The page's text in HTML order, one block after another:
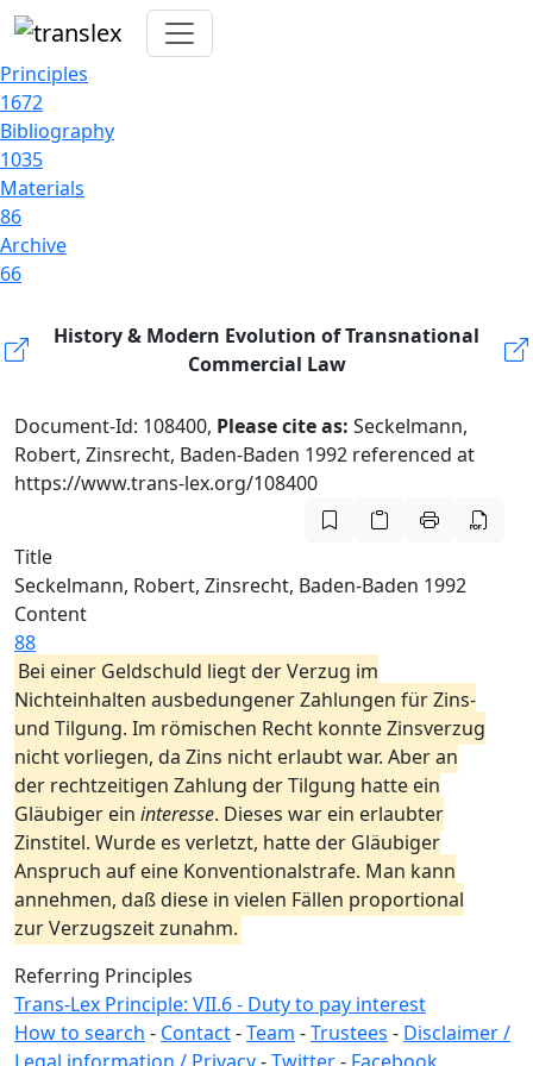
Principles
1672
Bibliography
1035
Materials
86
Archive
66
History & Modern Evolution of Transnational
Commercial Law
Document-Id: 108400, Please cite as: Seckelmann,
Robert, Zinsrecht, Baden-Baden 1992 referenced at
https://www.trans-lex.org/108400
Title
Seckelmann, Robert, Zinsrecht, Baden-Baden 1992
Content
88
Bei einer Geldschuld liegt der Verzug im
Nichteinhalten ausbedungener Zahlungen für Zins-
und Tilgung. Im römischen Recht konnte Zinsverzug
nicht vorliegen, da Zins nicht erlaubt war. Aber an
der rechtzeitigen Zahlung der Tilgung hatte ein
Gläubiger ein interesse. Dieses war ein erlaubter
Zinstitel. Wurde es verletzt, hatte der Gläubiger
Anspruch auf eine Konventionalstrafe. Man kann
annehmen, daß diese in vielen Fällen proportional
zur Verzugszeit zunahm.
Referring Principles
Trans-Lex Principle: VII.6 - Duty to pay interest
How to search - Contact-Team -Trustees - Disclaimer /